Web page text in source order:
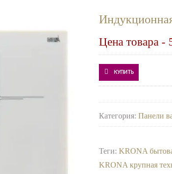
Цена товара -
КУПИТЬ
Категория:Панели
Теги:KRONA
KRONA крупная